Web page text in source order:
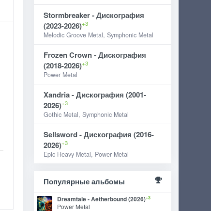
Stormbreaker - Дискография
(2023-2026)+3
Melodic Groove Metal, Symphonic Metal
Frozen Crown - Дискография
(2018-2026)+3
Power Metal
Xandria - Дискография (2001-
2026)+3
Gothic Metal, Symphonic Metal
Sellsword - Дискография (2016-
2026)+3
Epic Heavy Metal, Power Metal
Популярные альбомы
Dreamtale - Aetherbound (2026)+3
Power Metal